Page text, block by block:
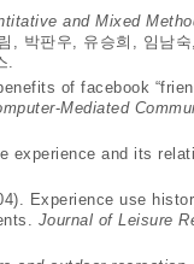
and Mixed
박판우, 유승희, 임남
.
of facebook
‐Mediated
and its
Experience use
Journal of Leisure